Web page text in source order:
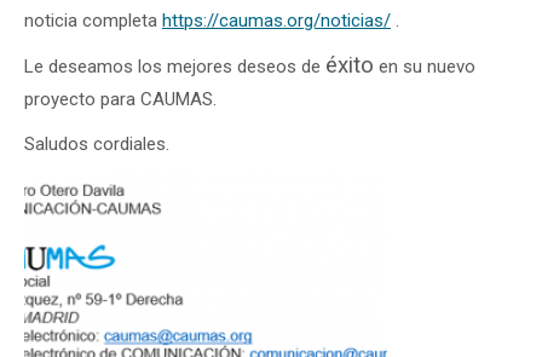
noticia completa https://caumas.org/noticias/ .
Le deseamos los mejores deseos de éxito en su nuevo
proyecto para CAUMAS.
Saludos cordiales.